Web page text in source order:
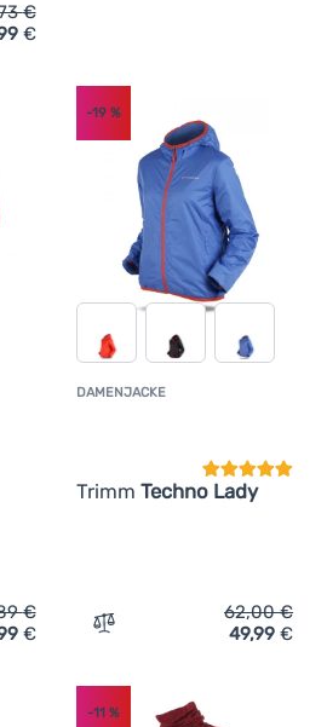
Dare 2b Melodic Pro II
€
€
Sportjacke Axon Winner'
€
€
DAMENJACKE
Trimm Techno Lady
-19%
Zum Vergleich
62,00€
49,99 €
-11%